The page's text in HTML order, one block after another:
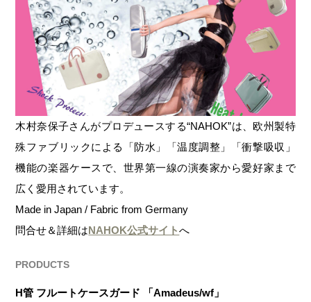
木村奈保子さんがプロデュースする“NAHOK”は、欧州製特
殊ファブリックによる「防水」「温度調整」「衝撃吸収」
機能の楽器ケースで、世界第一線の演奏家から愛好家まで
広く愛用されています。
Made in Japan / Fabric from Germany
問合せ＆詳細はNAHOK公式サイトへ
PRODUCTS
H管 フルートケースガード 「Amadeus/wf」